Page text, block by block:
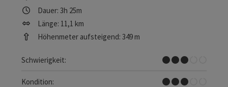
Dauer: 3h 25m
Länge: 11,1 km
Höhenmeter aufsteigend: 349 m
Schwierigkeit:
Mittel
Kondition:
Mittel